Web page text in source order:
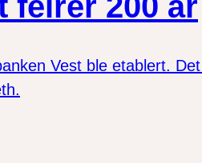
Vest ble etablert.